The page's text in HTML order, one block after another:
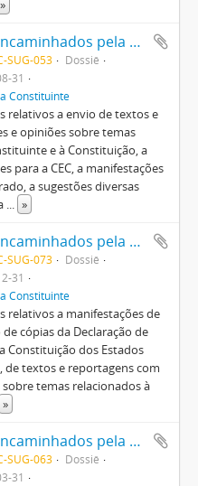
»
Documentos encaminhados pela população em geral
SUG-053
Dossiê
31
Constituinte
relativos a envio de textos e
e opiniões sobre temas
e à Constituição, a
para a CEC, a manifestações
a sugestões diversas
... »
Documentos encaminhados pela população em geral
SUG-073
Dossiê
31
Constituinte
relativos a manifestações de
cópias da Declaração de
Constituição dos Estados
de textos e reportagens com
temas relacionados à
»
Documentos encaminhados pela população em geral
SUG-063
Dossiê
31